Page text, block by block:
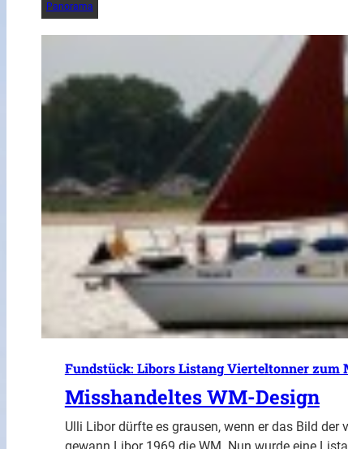
Panorama
Fundstück: Libors Listang Vierteltonner zum
Misshandeltes WM-Design
Ulli Libor dürfte es grausen, wenn er das Bild